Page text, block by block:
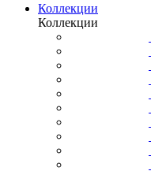
Коллекции
Коллекции